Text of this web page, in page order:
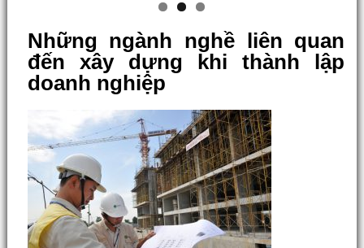
Những ngành nghề liên quan
đến xây dựng khi thành lập
doanh nghiệp